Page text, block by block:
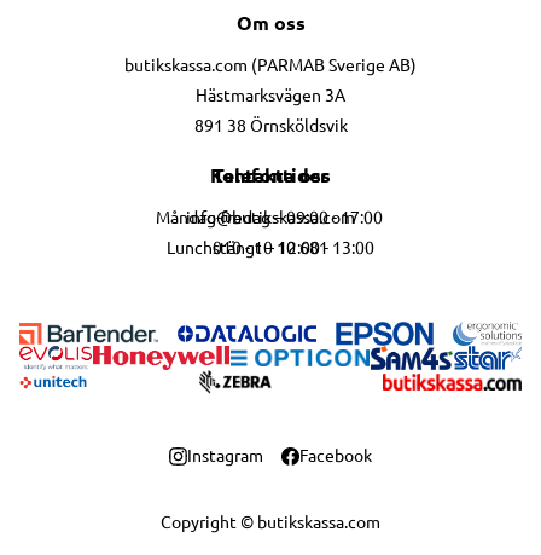
Om oss
butikskassa.com (PARMAB Sverige AB)
Hästmarksvägen 3A
891 38 Örnsköldsvik
Kontakta oss
info@butikskassa.com
010 - 10 10 681
Telefontider
Måndag-fredag – 09:00 - 17:00
Lunchstängt – 12:00 - 13:00
Copyright © butikskassa.com
Instagram Facebook